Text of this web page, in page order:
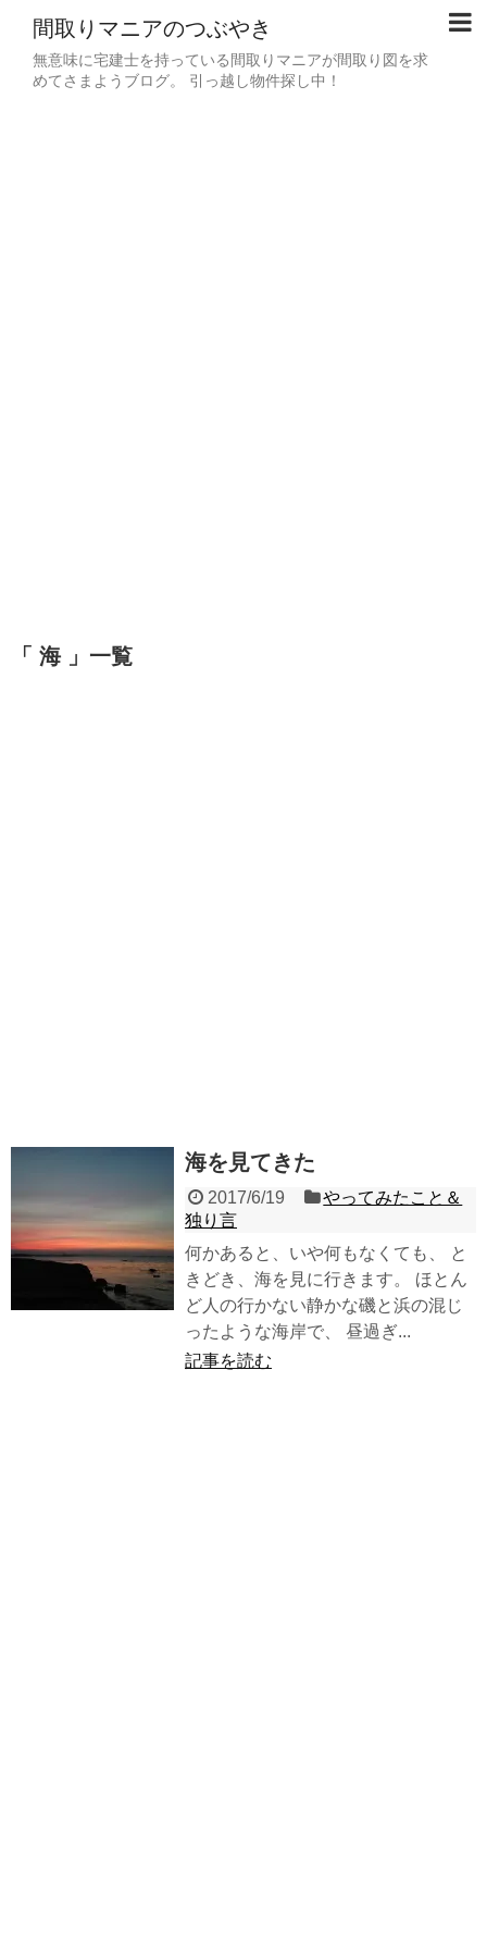
間取りマニアのつぶやき
無意味に宅建士を持っている間取りマニアが間取り図を求
めてさまようブログ。 引っ越し物件探し中！
「 海 」一覧
海を見てきた
2017/6/19
やってみたこと＆
独り言
何かあると、いや何もなくても、 と
きどき、海を見に行きます。 ほとん
ど人の行かない静かな磯と浜の混じ
ったような海岸で、 昼過ぎ...
記事を読む